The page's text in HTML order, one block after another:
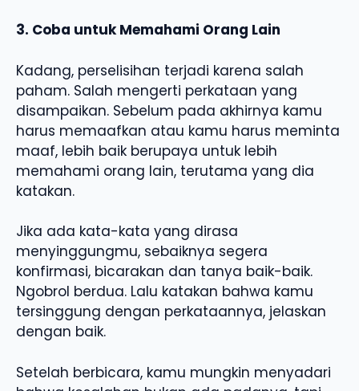
3. Coba untuk Memahami Orang Lain
Kadang, perselisihan terjadi karena salah
paham. Salah mengerti perkataan yang
disampaikan. Sebelum pada akhirnya kamu
harus memaafkan atau kamu harus meminta
maaf, lebih baik berupaya untuk lebih
memahami orang lain, terutama yang dia
katakan.
Jika ada kata-kata yang dirasa
menyinggungmu, sebaiknya segera
konfirmasi, bicarakan dan tanya baik-baik.
Ngobrol berdua. Lalu katakan bahwa kamu
tersinggung dengan perkataannya, jelaskan
dengan baik.
Setelah berbicara, kamu mungkin menyadari